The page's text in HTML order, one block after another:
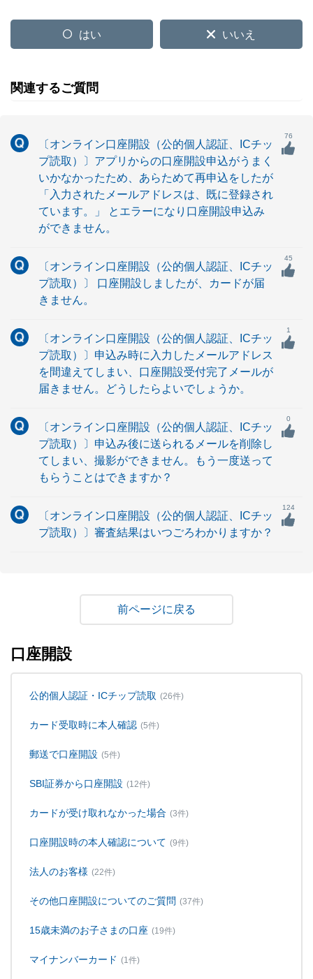
はい いいえ
関連するご質問
〔オンライン口座開設（公的個人認証、ICチッ
プ読取）〕アプリからの口座開設申込がうまく
いかなかったため、あらためて再申込をしたが
「入力されたメールアドレスは、既に登録され
ています。」 とエラーになり口座開設申込み
ができません。
76
〔オンライン口座開設（公的個人認証、ICチッ
プ読取）〕 口座開設しましたが、カードが届
きません。
45
〔オンライン口座開設（公的個人認証、ICチッ
プ読取）〕申込み時に入力したメールアドレス
を間違えてしまい、口座開設受付完了メールが
届きません。どうしたらよいでしょうか。
1
〔オンライン口座開設（公的個人認証、ICチッ
プ読取）〕申込み後に送られるメールを削除し
てしまい、撮影ができません。もう一度送って
もらうことはできますか？
0
〔オンライン口座開設（公的個人認証、ICチッ
プ読取）〕審査結果はいつごろわかりますか？
124
戻る
口座開設
公的個人認証・ICチップ読取 (26件)
カード受取時に本人確認 (5件)
郵送で口座開設 (5件)
SBI証券から口座開設 (12件)
カードが受け取れなかった場合 (3件)
口座開設時の本人確認について (9件)
法人のお客様 (22件)
その他口座開設についてのご質問 (37件)
15歳未満のお子さまの口座 (19件)
マイナンバーカード (1件)